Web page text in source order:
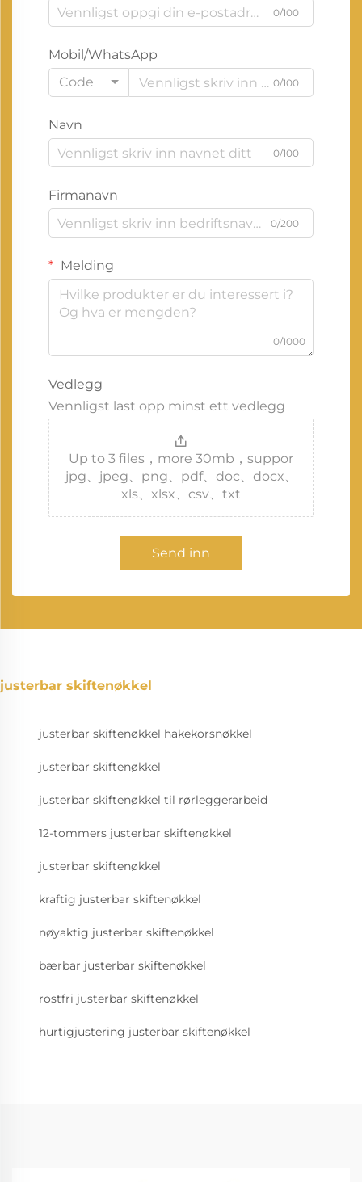
0/100
Mobil/WhatsApp
Code
0/100
Navn
0/100
Firmanavn
0/200
Melding
0/1000
Vedlegg
Vennligst last opp minst ett vedlegg
Up to 3 files，more 30mb，suppor
jpg、jpeg、png、pdf、doc、docx、
xls、xlsx、csv、txt
Send inn
justerbar skiftenøkkel
justerbar skiftenøkkel hakekorsnøkkel
justerbar skiftenøkkel
justerbar skiftenøkkel til rørleggerarbeid
12-tommers justerbar skiftenøkkel
justerbar skiftenøkkel
kraftig justerbar skiftenøkkel
nøyaktig justerbar skiftenøkkel
bærbar justerbar skiftenøkkel
rostfri justerbar skiftenøkkel
hurtigjustering justerbar skiftenøkkel